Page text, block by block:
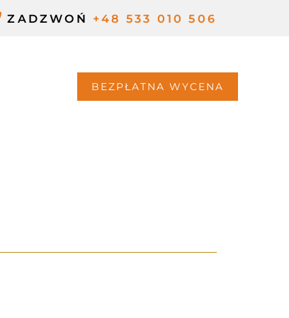
ZADZWOŃ +48 533 010 506
BEZPŁATNA WYCENA